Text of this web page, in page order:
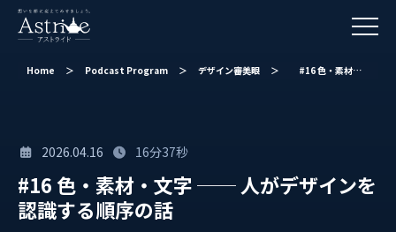
Home ＞ Podcast Program ＞ デザイン審美眼 ＞ #16 色・素材・文字 ── 人がデザインを認識する順序の話
2026.04.16 16分37秒
#16 色・素材・文字 ── 人がデザインを
認識する順序の話